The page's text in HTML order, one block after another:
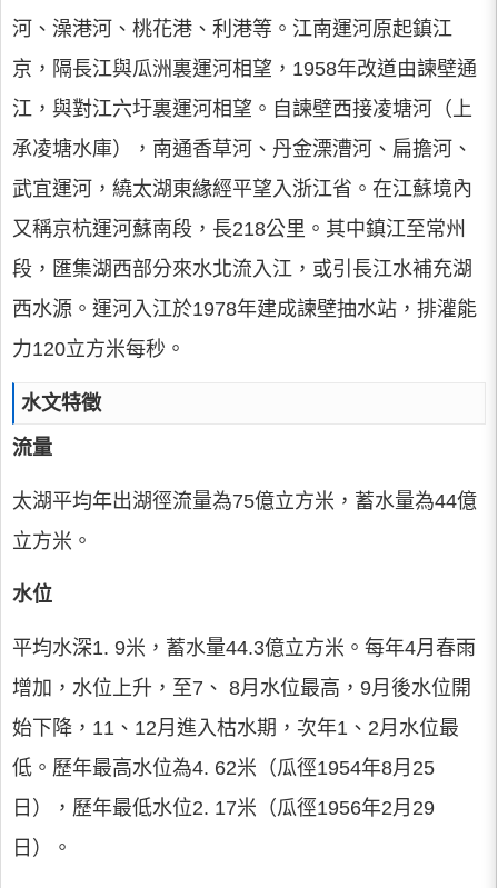
河、澡港河、桃花港、利港等。江南運河原起鎮江
京，隔長江與瓜洲裏運河相望，1958年改道由諫壁通
江，與對江六圩裏運河相望。自諫壁西接凌塘河（上
承凌塘水庫），南通香草河、丹金溧漕河、扁擔河、
武宜運河，繞太湖東緣經平望入浙江省。在江蘇境內
又稱京杭運河蘇南段，長218公里。其中鎮江至常州
段，匯集湖西部分來水北流入江，或引長江水補充湖
西水源。運河入江於1978年建成諫壁抽水站，排灌能
力120立方米每秒。
水文特徵
流量
太湖平均年出湖徑流量為75億立方米，蓄水量為44億
立方米。
水位
平均水深1. 9米，蓄水量44.3億立方米。每年4月春雨
增加，水位上升，至7、 8月水位最高，9月後水位開
始下降，11、12月進入枯水期，次年1、2月水位最
低。歷年最高水位為4. 62米（瓜徑1954年8月25
日），歷年最低水位2. 17米（瓜徑1956年2月29
日）。